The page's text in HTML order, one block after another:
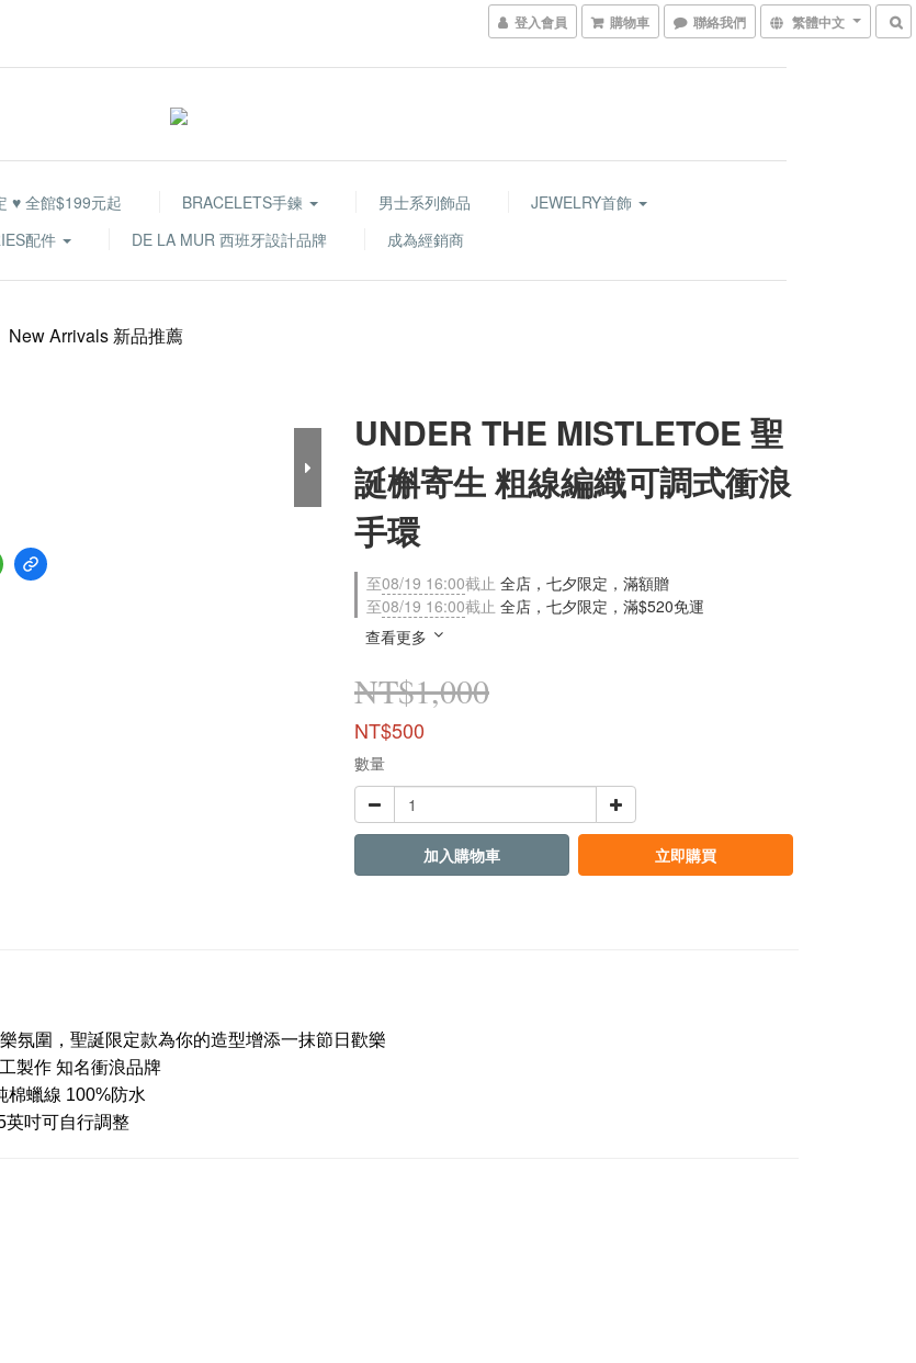
登入會員 購物車 聯絡我們 繁體中文
♥ 全館$199元起 BRACELETS手鍊 男士系列飾品
JEWELRY首飾
配件
DE LA MUR 西班牙設計品牌 成為經銷商
New Arrivals 新品推薦
UNDER THE MISTLETOE 聖
誕槲寄生 粗線編織可調式衝浪
手環
至08/19 16:00截止 全店，七夕限定，滿額贈
至08/19 16:00截止 全店，七夕限定，滿$520免運
查看更多
NT$1,000
NT$500
數量
加入購物車 立即購買
氛圍，聖誕限定款為你的造型增添一抹節日歡樂
製作 知名衝浪品牌
棉蠟線 100%防水
英吋可自行調整